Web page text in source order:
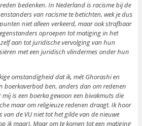
bedenken. In Nederland is racisme bij de
van racisme te betichten, wek je dus
niet alleen verkeerd, maar ook strafbaar
oproepen tot matiging in het
aan tot juridische vervolging van hun
met een juridisch vlindermes onder hun
omstandigheid dat ik, mét Ghorashi en
boerkaverbod ben, anders dan om redenen
is een boerka gewoon een bivakmuts die
maar om religieuze redenen draagt. Ik hoor
van de VU niet tot het gilde van de nieuwe
ik maar). Maar om te komen tot een matiging